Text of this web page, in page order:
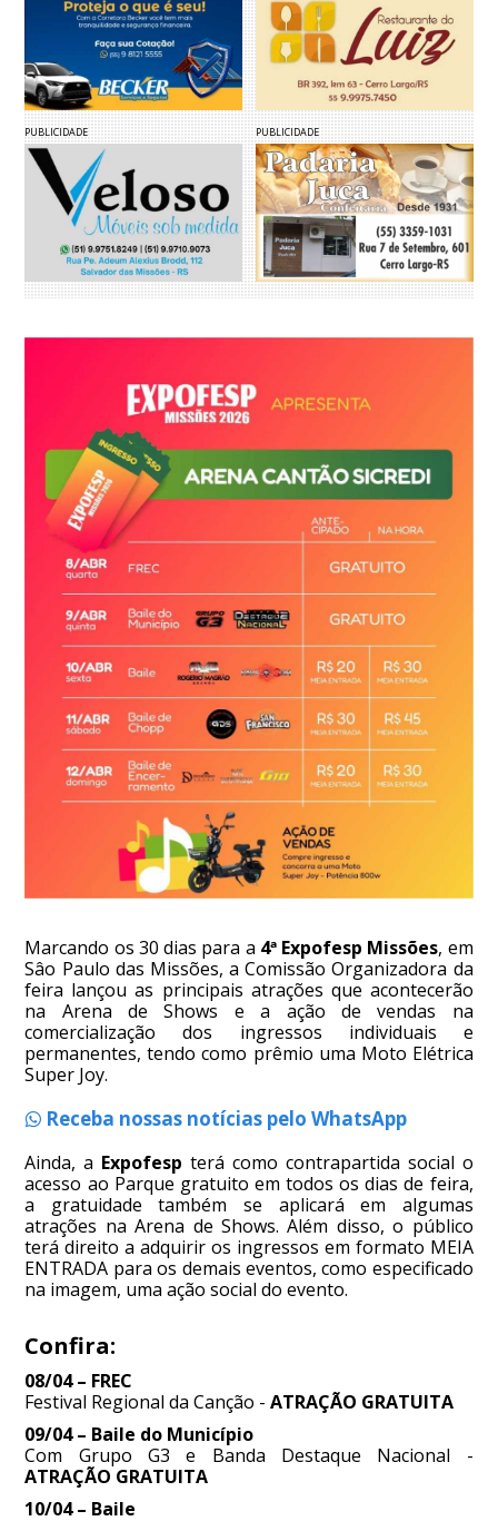
PUBLICIDADE PUBLICIDADE
Marcando os 30 dias para a 4ª Expofesp Missões, em
Sâo Paulo das Missões, a Comissão Organizadora da
feira lançou as principais atrações que acontecerão
na Arena de Shows e a ação de vendas na
comercialização dos ingressos individuais e
permanentes, tendo como prêmio uma Moto Elétrica
Super Joy.
Receba nossas notícias pelo WhatsApp
Ainda, a Expofesp terá como contrapartida social o
acesso ao Parque gratuito em todos os dias de feira,
a gratuidade também se aplicará em algumas
atrações na Arena de Shows. Além disso, o público
terá direito a adquirir os ingressos em formato MEIA
ENTRADA para os demais eventos, como especificado
na imagem, uma ação social do evento.
Confira:
08/04 – FREC
Festival Regional da Canção -ATRAÇÃO GRATUITA
09/04 – Baile do Município
Com Grupo G3 e Banda Destaque Nacional -
ATRAÇÃO GRATUITA
10/04 – Baile